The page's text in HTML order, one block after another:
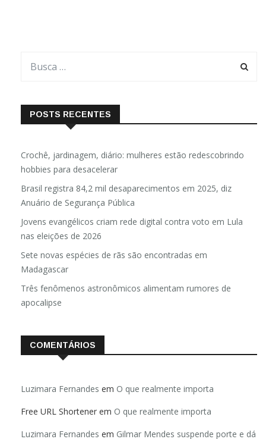
POSTS RECENTES
Crochê, jardinagem, diário: mulheres estão redescobrindo
hobbies para desacelerar
Brasil registra 84,2 mil desaparecimentos em 2025, diz
Anuário de Segurança Pública
Jovens evangélicos criam rede digital contra voto em Lula
nas eleições de 2026
Sete novas espécies de rãs são encontradas em
Madagascar
Três fenômenos astronômicos alimentam rumores de
apocalipse
COMENTÁRIOS
Luzimara Fernandes em O que realmente importa
Free URL Shortener em O que realmente importa
Luzimara Fernandes em Gilmar Mendes suspende porte e dá